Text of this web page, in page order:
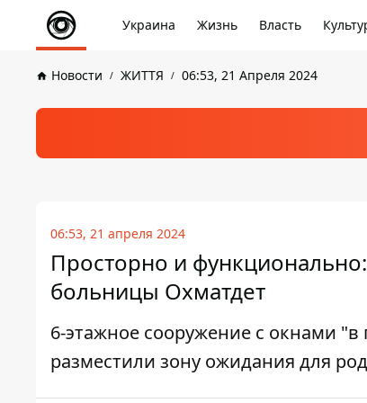
Украина Жизнь Власть
Новости ЖИТТЯ 06:53, 21 Апреля 2024
06:53, 21 апреля 2024
Просторно и
больницы Охматдет
6-этажное сооружение с окнами
разместили зону ожидания для